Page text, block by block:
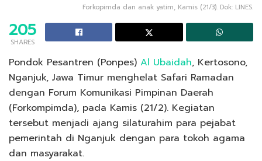
Forkopimda dan anak yatim, Kamis (21/3). Dok: LINES.
205
SHARES
Pondok Pesantren (Ponpes) Al Ubaidah, Kertosono,
Nganjuk, Jawa Timur menghelat Safari Ramadan
dengan Forum Komunikasi Pimpinan Daerah
(Forkompimda), pada Kamis (21/2). Kegiatan
tersebut menjadi ajang silaturahim para pejabat
pemerintah di Nganjuk dengan para tokoh agama
dan masyarakat.